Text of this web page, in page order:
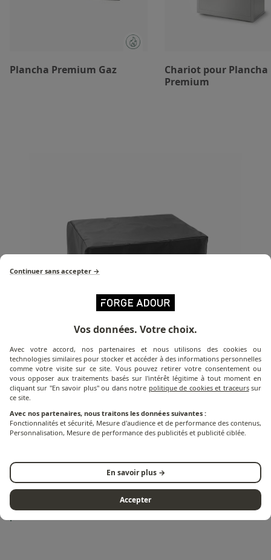
Plancha Premium Gaz
Chariot pour Plancha
Premium
Détail du produit
La housse H 920 est la housse spécialement conçue
pour protéger votre plancha des intempéries et des
pour une meilleure protection et résistance.
Les dimensions de la housse H 920 sont adaptées aux
Continuer sans accepter →
Vos données. Votre choix.
Avec votre accord, nos partenaires et nous utilisons des cookies ou
technologies similaires pour stocker et accéder à des informations personnelles
comme votre visite sur ce site. Vous pouvez retirer votre consentement ou
vous opposer aux traitements basés sur l'intérêt légitime à tout moment en
cliquant sur "En savoir plus" ou dans notre politique de cookies et traceurssur
ce site.
Avec nos partenaires, nous traitons les données suivantes :
Fonctionnalités et sécurité, Mesure d'audience et de performance des contenus,
Personnalisation, Mesure de performance des publicités et publicité ciblée.
En savoir plus →
Accepter